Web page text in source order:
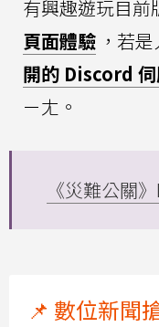
有興趣遊玩目前
頁面體驗 ，若
開的 Discord
ㄧㄤ。
《災難公關
📌 數位新聞